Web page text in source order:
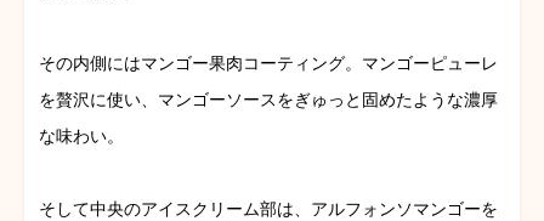
その内側にはマンゴー果肉コーティング。マンゴーピューレ
を贅沢に使い、マンゴーソースをぎゅっと固めたような濃厚
な味わい。
そして中央のアイスクリーム部は、アルフォンソマンゴーを